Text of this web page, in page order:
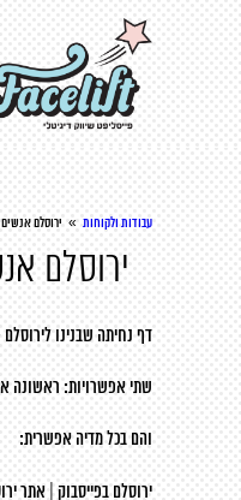
עבודות ולקוחות » ירוסלם
ירוסלם
דף נחיתה שבנינו
שתי אפשרויות: ראשונה
והם בכל מדיה אפשרית:
ירוסלם בפייסבוק אתר